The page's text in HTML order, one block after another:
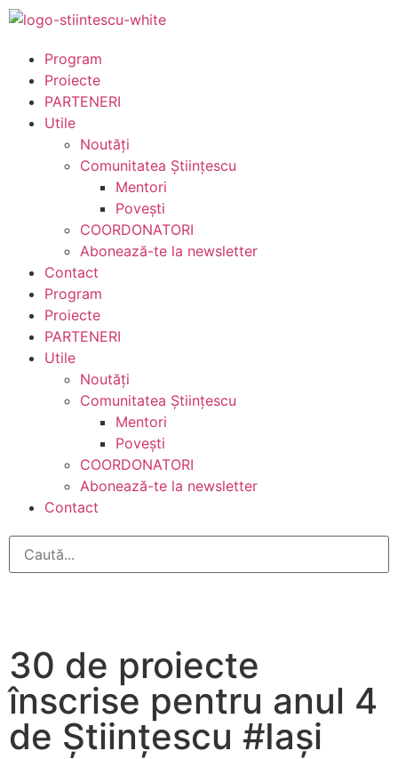
Program
Proiecte
PARTENERI
Utile
Noutăți
Comunitatea Științescu
Mentori
Povești
COORDONATORI
Abonează-te la newsletter
Contact
Program
Proiecte
PARTENERI
Utile
Noutăți
Comunitatea Științescu
Mentori
Povești
COORDONATORI
Abonează-te la newsletter
Contact
30 de proiecte
înscrise pentru anul 4
de Științescu #Iași